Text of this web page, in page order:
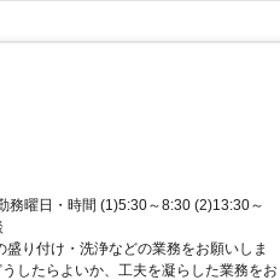
務曜日・時間 (1)5:30～8:30 (2)13:30～
り付け・洗浄などの業務をお願いしま
したらよいか、工夫を凝らした業務をお